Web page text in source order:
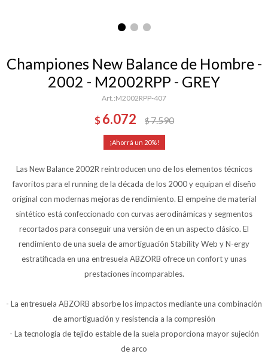
Championes New Balance de Hombre -
2002 - M2002RPP - GREY
M2002RPP-407
$ 6.072 $7.590
20
Las New Balance 2002R reintroducen uno de los elementos técnicos
favoritos para el running de la década de los 2000 y equipan el diseño
original con modernas mejoras de rendimiento. El empeine de material
sintético está confeccionado con curvas aerodinámicas y segmentos
recortados para conseguir una versión de en un aspecto clásico. El
rendimiento de una suela de amortiguación Stability Web y N-ergy
estratificada en una entresuela ABZORB ofrece un confort y unas
prestaciones incomparables.
- La entresuela ABZORB absorbe los impactos mediante una combinación
de amortiguación y resistencia a la compresión
- La tecnología de tejido estable de la suela proporciona mayor sujeción
de arco